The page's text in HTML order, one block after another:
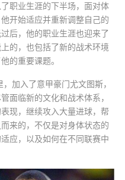
职业生涯的下半场，面对体
开始适应并重新调整自己的
后，他的职业生涯也迎来了
的，也包括了新的战术环境
的重要课题。
加入了意甲豪门尤文图斯，
面临新的文化和战术体系，
现，继续攻入大量进球，帮
来的，不仅是对身体状态的
应，以及如何在不同联赛中